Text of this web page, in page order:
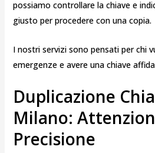
possiamo controllare la chiave e
giusto per procedere con una copia.
I nostri servizi sono pensati per chi
emergenze e avere una chiave
Duplicazione
Milano:
Precisione